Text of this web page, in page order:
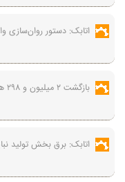
اتابک: دستور روان‌سازی
بازگشت ۲ میلیون و ۲۹۸ هزار زائر به کشور
اتابک: برق بخش تولید